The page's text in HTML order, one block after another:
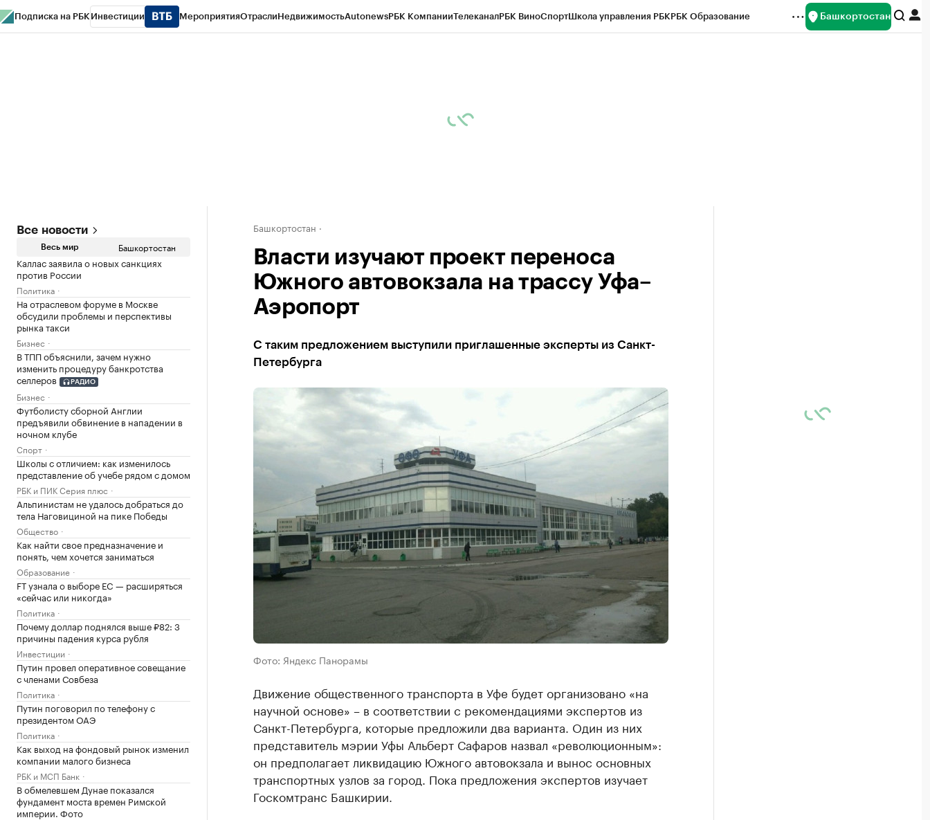
Подписка на РБК Инвестиции МероприятияОтраслиНедвижимостьAutonewsРБК КомпанииТелеканалРБК ВиноСпортШкола управления РБКРБК Образование Башкортостан
Все новости
Весь мир Башкортостан
Каллас заявила о новых санкциях
против России
Политика
На отраслевом форуме в Москве
обсудили проблемы и перспективы
рынка такси
Бизнес
В ТПП объяснили, зачем нужно
изменить процедуру банкротства
селлеров
РАДИО
Бизнес
Футболисту сборной Англии
предъявили обвинение в нападении в
ночном клубе
Спорт
Школы с отличием: как изменилось
представление об учебе рядом с домом
РБК и ПИК Серия плюс
Альпинистам не удалось добраться до
тела Наговициной на пике Победы
Общество
Как найти свое предназначение и
понять, чем хочется заниматься
Образование
FT узнала о выборе ЕС — расширяться
«сейчас или никогда»
Политика
Почему доллар поднялся выше ₽82: 3
причины падения курса рубля
Инвестиции
Путин провел оперативное совещание
с членами Совбеза
Политика
Путин поговорил по телефону с
президентом ОАЭ
Политика
Как выход на фондовый рынок изменил
компании малого бизнеса
РБК и МСП Банк
В обмелевшем Дунае показался
фундамент моста времен Римской
империи. Фото
Башкортостан
Власти изучают проект переноса
Южного автовокзала на трассу Уфа–
Аэропорт
С таким предложением выступили приглашенные эксперты из Санкт-
Петербурга
Фото: Яндекс Панорамы
Движение общественного транспорта в Уфе будет организовано «на
научной основе» – в соответствии с рекомендациями экспертов из
Санкт-Петербурга, которые предложили два варианта. Один из них
представитель мэрии Уфы Альберт Сафаров назвал «революционным»:
он предполагает ликвидацию Южного автовокзала и вынос основных
транспортных узлов за город. Пока предложения экспертов изучает
Госкомтранс Башкирии.